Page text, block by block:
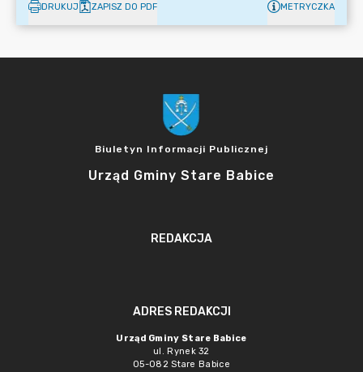
DRUKUJ ZAPISZ DO PDF METRYCZKA
Biuletyn Informacji Publicznej
Urząd Gminy Stare Babice
REDAKCJA
ADRES REDAKCJI
Urząd Gminy Stare Babice
ul. Rynek 32
05-082 Stare Babice